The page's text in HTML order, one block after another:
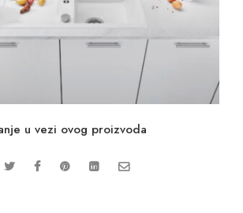
u vezi ovog proizvoda